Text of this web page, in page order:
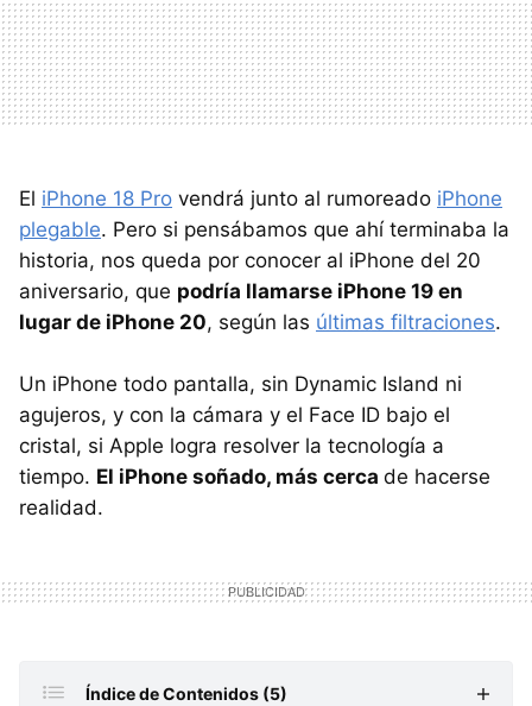
El iPhone 18 Pro vendrá junto al rumoreado iPhone
plegable. Pero si pensábamos que ahí terminaba la
historia, nos queda por conocer al iPhone del 20
aniversario, que podría llamarse iPhone 19 en
lugar de iPhone 20, según las últimas filtraciones.
Un iPhone todo pantalla, sin Dynamic Island ni
agujeros, y con la cámara y el Face ID bajo el
cristal, si Apple logra resolver la tecnología a
tiempo. El iPhone soñado, más cerca de hacerse
realidad.
Índice de Contenidos (5)